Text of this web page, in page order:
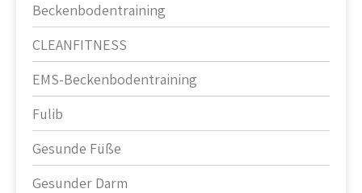
Beckenbodentraining
CLEANFITNESS
EMS-Beckenbodentraining
Fulib
Gesunde Füße
Gesunder Darm